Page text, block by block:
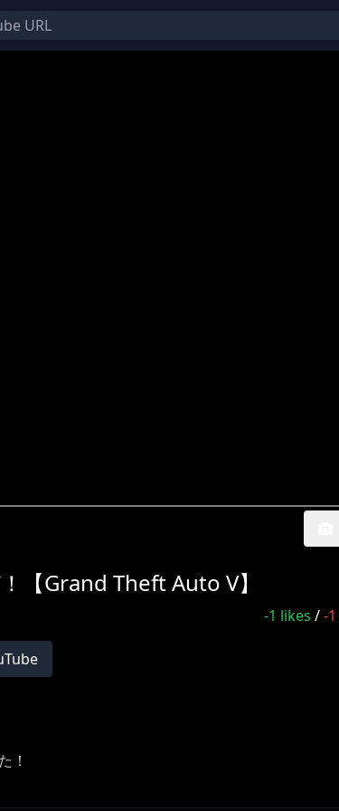
【Grand Theft Auto V】
-1 likes /-1
！